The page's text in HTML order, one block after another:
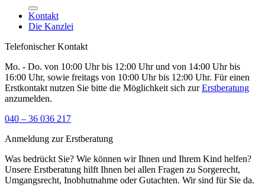
Kontakt
Die Kanzlei
Telefonischer Kontakt
Mo. - Do. von 10:00 Uhr bis 12:00 Uhr und von 14:00 Uhr bis
16:00 Uhr, sowie freitags von 10:00 Uhr bis 12:00 Uhr. Für einen
Erstkontakt nutzen Sie bitte die Möglichkeit sich zurErstberatung
anzumelden.
040 – 36 036 217
Anmeldung zur Erstberatung
Was bedrückt Sie? Wie können wir Ihnen und Ihrem Kind helfen?
Unsere Erstberatung hilft Ihnen bei allen Fragen zu Sorgerecht,
Umgangsrecht, Inobhutnahme oder Gutachten. Wir sind für Sie da.